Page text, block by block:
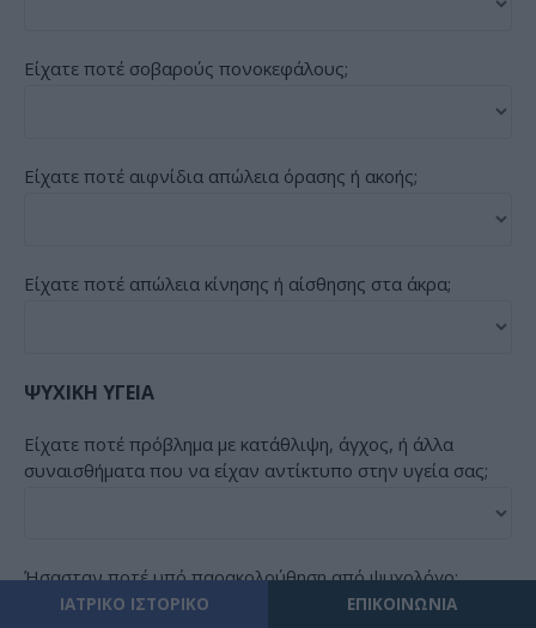
Είχατε ποτέ σοβαρούς πονοκεφάλους;
Είχατε ποτέ αιφνίδια απώλεια όρασης ή ακοής;
Είχατε ποτέ απώλεια κίνησης ή αίσθησης στα άκρα;
ΨΥΧΙΚΗ ΥΓΕΙΑ
Είχατε ποτέ πρόβλημα με κατάθλιψη, άγχος, ή άλλα
συναισθήματα που να είχαν αντίκτυπο στην υγεία σας;
Ήσασταν ποτέ υπό παρακολούθηση από ψυχολόγο;
ΙΑΤΡΙΚΟ ΙΣΤΟΡΙΚΟ ΕΠΙΚΟΙΝΩΝΙΑ